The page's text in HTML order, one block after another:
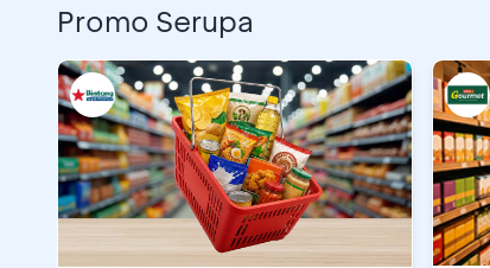
Promo Serupa